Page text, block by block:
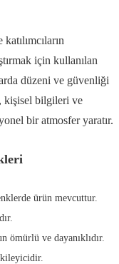
için kullanılan
düzeni ve güvenliği
kişisel bilgileri ve
bir atmosfer yaratır.
ürün mevcuttur.
ömürlü ve dayanıklıdır.